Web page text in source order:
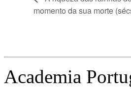
momento da sua morte
Academia